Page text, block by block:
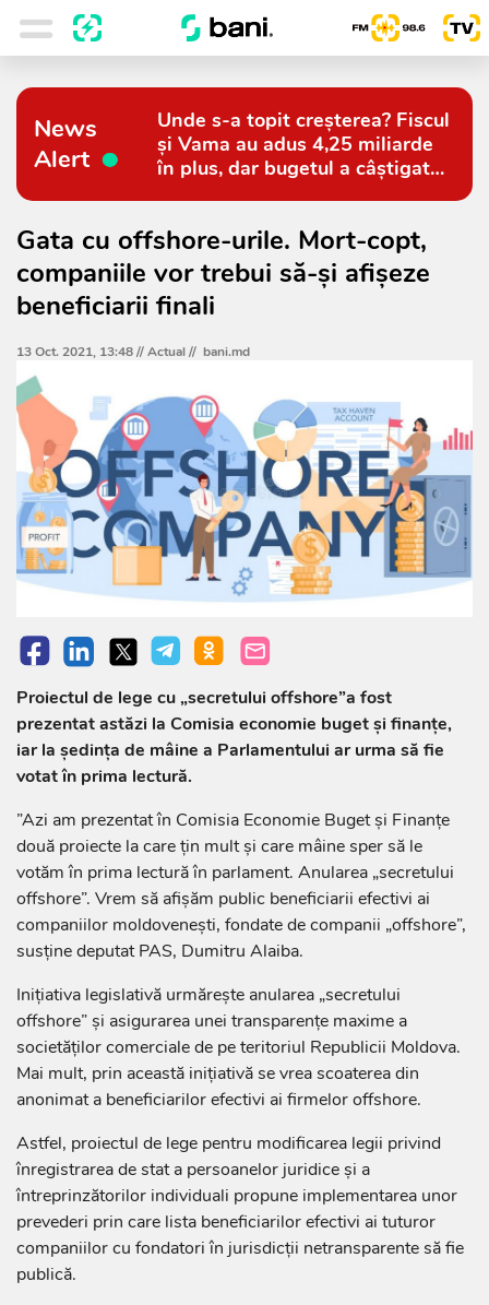
News
Alert
Unde s-a topit creșterea? Fiscul
și Vama au adus 4,25 miliarde
în plus, dar bugetul a câștigat
Gata cu offshore-urile. Mort-copt,
companiile vor trebui să-și afișeze
beneficiarii finali
13 Oct. 2021, 13:48 //Actual// bani.md
Proiectul de lege cu „secretului offshore”a fost
prezentat astăzi la Comisia economie buget și finanțe,
iar la ședința de mâine a Parlamentului ar urma să fie
votat în prima lectură.
”Azi am prezentat în Comisia Economie Buget și Finanțe
două proiecte la care țin mult și care mâine sper să le
votăm în prima lectură în parlament. Anularea „secretului
offshore”. Vrem să afișăm public beneficiarii efectivi ai
companiilor moldovenești, fondate de companii „offshore”,
susține deputat PAS, Dumitru Alaiba.
Inițiativa legislativă urmărește anularea „secretului
offshore” și asigurarea unei transparențe maxime a
societăților comerciale de pe teritoriul Republicii Moldova.
Mai mult, prin această inițiativă se vrea scoaterea din
anonimat a beneficiarilor efectivi ai firmelor offshore.
Astfel, proiectul de lege pentru modificarea legii privind
înregistrarea de stat a persoanelor juridice și a
întreprinzătorilor individuali propune implementarea unor
prevederi prin care lista beneficiarilor efectivi ai tuturor
companiilor cu fondatori în jurisdicții netransparente să fie
publică.